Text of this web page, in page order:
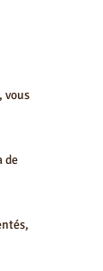
vous
de